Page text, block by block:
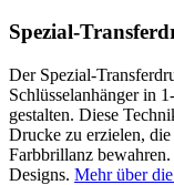
Spezial-
Der Spezial-
Schlüsselanhänger in
gestalten. Diese
Drucke zu erzielen,
Farbbrillanz
Designs. Mehr über